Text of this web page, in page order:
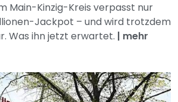
Main-Kinzig-Kreis verpasst nur
Jackpot – und wird trotzdem
Was ihn jetzt erwartet. | mehr